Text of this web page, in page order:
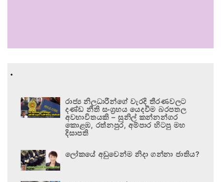
.
රාජ්‍ය නිලධාරීන්ගේ වැරදි තීරණවලට
දණ්ඩ නීති සංග්‍රහය යෙදවීම බරපතල
අවභාවිතයකි – සුනිල් කන්නන්ගර
කොළඹ, රත්නපුර, අම්පාර හිටපු මහ
දිසාපති
ලෝකයේ අඩුවෙන්ම නිදා ගන්නා ජාතිය?